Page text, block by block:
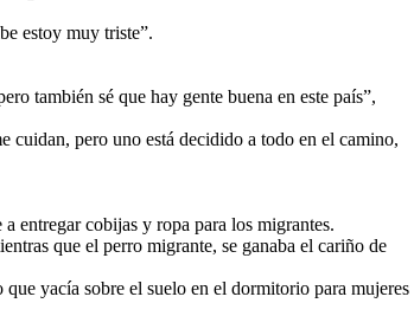
estoy muy triste”.
también sé que hay gente buena en este país”,
cuidan, pero uno está decidido a todo en el camino,
entregar cobijas y ropa para los migrantes.
que el perro migrante, se ganaba el cariño de
yacía sobre el suelo en el dormitorio para mujeres